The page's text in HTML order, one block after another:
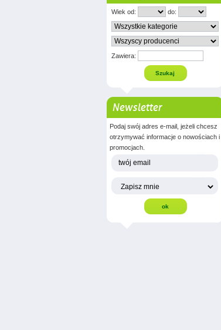
Wiek od: do:
Zawiera:
Newsletter
Podaj swój adres e-mail, jeżeli chcesz
otrzymywać informacje o nowościach i
promocjach.